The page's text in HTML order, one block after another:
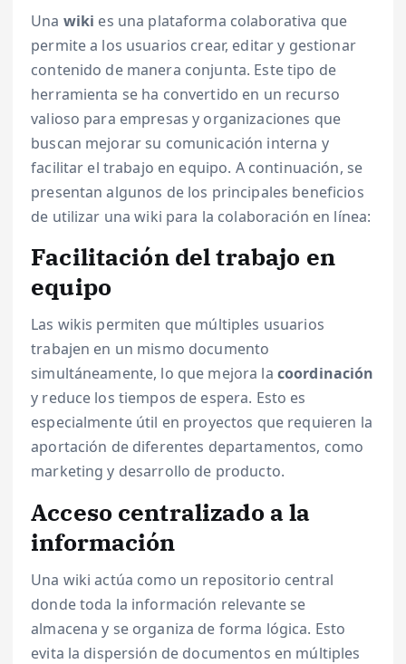
Una wiki es una plataforma colaborativa que
permite a los usuarios crear, editar y gestionar
contenido de manera conjunta. Este tipo de
herramienta se ha convertido en un recurso
valioso para empresas y organizaciones que
buscan mejorar su comunicación interna y
facilitar el trabajo en equipo. A continuación, se
presentan algunos de los principales beneficios
de utilizar una wiki para la colaboración en línea:
Facilitación del trabajo en
equipo
Las wikis permiten que múltiples usuarios
trabajen en un mismo documento
simultáneamente, lo que mejora la coordinación
y reduce los tiempos de espera. Esto es
especialmente útil en proyectos que requieren la
aportación de diferentes departamentos, como
marketing y desarrollo de producto.
Acceso centralizado a la
información
Una wiki actúa como un repositorio central
donde toda la información relevante se
almacena y se organiza de forma lógica. Esto
evita la dispersión de documentos en múltiples